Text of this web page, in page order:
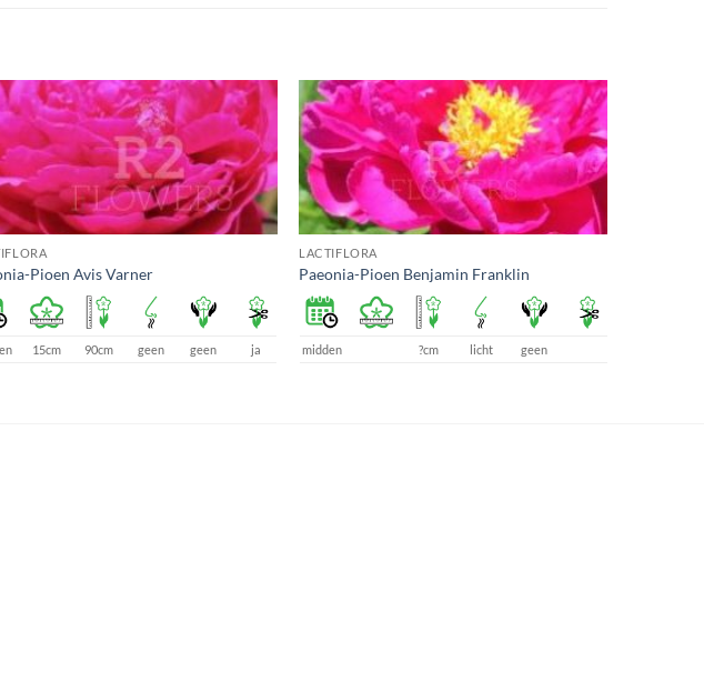
Pioen Avis Varner
15cm 90cm geen geen ja
LACTIFLORA
Paeonia-Pioen Benjamin Franklin
midden ?cm licht geen